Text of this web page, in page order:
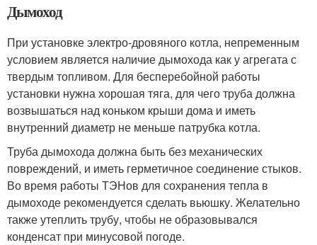
Дымоход
При установке электро-дровяного котла, непременным
условием является наличие дымохода как у агрегата с
твердым топливом. Для бесперебойной работы
установки нужна хорошая тяга, для чего труба должна
возвышаться над коньком крыши дома и иметь
внутренний диаметр не меньше патрубка котла.
Труба дымохода должна быть без механических
повреждений, и иметь герметичное соединение стыков.
Во время работы ТЭНов для сохранения тепла в
дымоходе рекомендуется сделать вьюшку. Желательно
также утеплить трубу, чтобы не образовывался
конденсат при минусовой погоде.